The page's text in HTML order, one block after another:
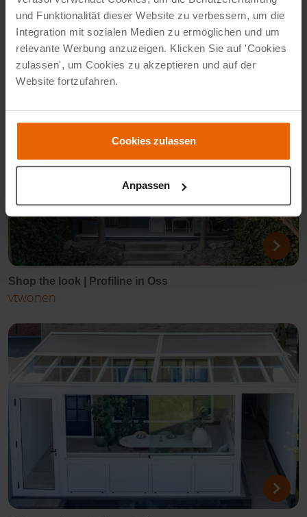
und Funktionalität dieser Website zu verbessern, um die
Integration mit sozialen Medien zu ermöglichen und um
relevante Werbung anzuzeigen. Klicken Sie auf 'Cookies
zulassen', um Cookies zu akzeptieren und auf der
Website fortzufahren.
Cookies zulassen
Anpassen
Shop the look | Profiline in Bakkum
vtwonen
Shop the look | Profiline in Oss
vtwonen